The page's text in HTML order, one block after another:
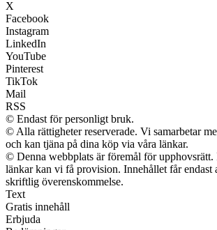
X
Facebook
Instagram
LinkedIn
YouTube
Pinterest
TikTok
Mail
RSS
© Endast för personligt bruk.
© Alla rättigheter reserverade. Vi samarbetar
och kan tjäna på dina köp via våra länkar.
© Denna webbplats är föremål för upphovsrätt.
länkar kan vi få provision. Innehållet får endast
skriftlig överenskommelse.
Text
Gratis innehåll
Erbjuda